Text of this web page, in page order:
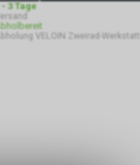
- 3 Tage
VELOIN Zweirad-Werkstatt